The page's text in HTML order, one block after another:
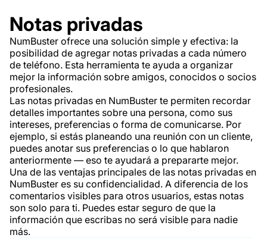
Notas privadas
NumBuster ofrece una solución simple y efectiva: la
posibilidad de agregar notas privadas a cada número
de teléfono. Esta herramienta te ayuda a organizar
mejor la información sobre amigos, conocidos o socios
profesionales.
Las notas privadas en NumBuster te permiten recordar
detalles importantes sobre una persona, como sus
intereses, preferencias o forma de comunicarse. Por
ejemplo, si estás planeando una reunión con un cliente,
puedes anotar sus preferencias o lo que hablaron
anteriormente — eso te ayudará a prepararte mejor.
Una de las ventajas principales de las notas privadas en
NumBuster es su confidencialidad. A diferencia de los
comentarios visibles para otros usuarios, estas notas
son solo para ti. Puedes estar seguro de que la
información que escribas no será visible para nadie
más.